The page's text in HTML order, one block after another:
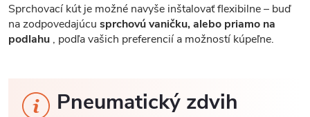
Sprchovací kút je možné navyše inštalovať flexibilne – buď
na zodpovedajúcu sprchovú vaničku, alebo priamo na
podlahu , podľa vašich preferencií a možností kúpeľne.
Pneumatický zdvih